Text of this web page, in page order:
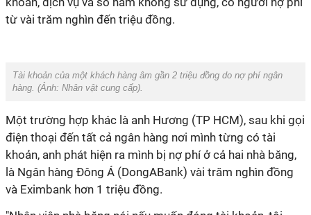
từ vài trăm nghìn đến triệu đồng.
Tài khoản của một khách hàng âm gần 2 triệu đồng do nợ phí ngân
hàng. (Ảnh: Nhân vật cung cấp).
Một trường hợp khác là anh Hương (TP HCM), sau khi gọi
điện thoại đến tất cả ngân hàng nơi mình từng có tài
khoản, anh phát hiện ra mình bị nợ phí ở cả hai nhà băng,
là Ngân hàng Đông Á (DongABank) vài trăm nghìn đồng
và Eximbank hơn 1 triệu đồng.